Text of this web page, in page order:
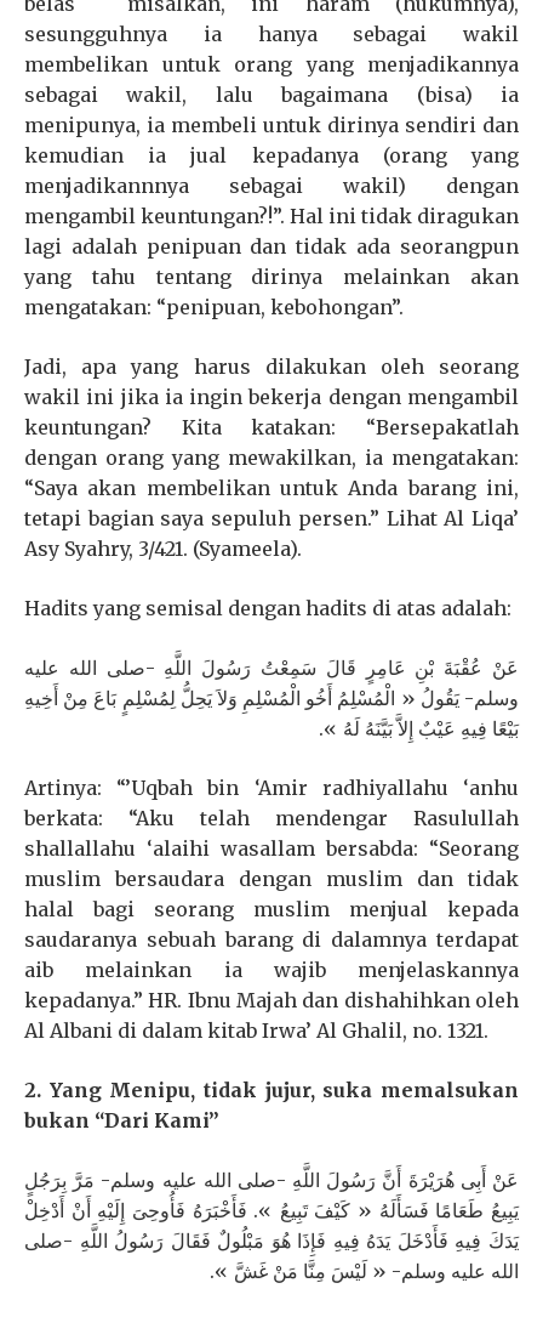
sesungguhnya ia hanya sebagai wakil
membelikan untuk orang yang menjadikannya
sebagai wakil, lalu bagaimana (bisa) ia
menipunya, ia membeli untuk dirinya sendiri dan
kemudian ia jual kepadanya (orang yang
menjadikannnya sebagai wakil) dengan
mengambil keuntungan?!”. Hal ini tidak diragukan
lagi adalah penipuan dan tidak ada seorangpun
yang tahu tentang dirinya melainkan akan
mengatakan: “penipuan, kebohongan”.
Jadi, apa yang harus dilakukan oleh seorang
wakil ini jika ia ingin bekerja dengan mengambil
keuntungan? Kita katakan: “Bersepakatlah
dengan orang yang mewakilkan, ia mengatakan:
“Saya akan membelikan untuk Anda barang ini,
tetapi bagian saya sepuluh persen.” Lihat Al Liqa’
Asy Syahry, 3/421. (Syameela).
Hadits yang semisal dengan hadits di atas adalah:
عَنْ عُقْبَةَ بْنِ عَامِرٍ قَالَ سَمِعْتُ رَسُولَ اللَّهِ -صلى الله عليه
وسلم- يَقُولُ « الْمُسْلِمُ أَخُو الْمُسْلِمِ وَلاَ يَحِلُّ لِمُسْلِمٍ بَاعَ مِنْ أَخِيهِ
بَيْعًا فِيهِ عَيْبٌ إِلاَّ بَيَّنَهُ لَهُ ».
Artinya: “’Uqbah bin ‘Amir radhiyallahu ‘anhu
berkata: “Aku telah mendengar Rasulullah
shallallahu ‘alaihi wasallam bersabda: “Seorang
muslim bersaudara dengan muslim dan tidak
halal bagi seorang muslim menjual kepada
saudaranya sebuah barang di dalamnya terdapat
aib melainkan ia wajib menjelaskannya
kepadanya.” HR. Ibnu Majah dan dishahihkan oleh
Al Albani di dalam kitab Irwa’ Al Ghalil, no. 1321.
2. Yang Menipu, tidak jujur, suka memalsukan
bukan “Dari Kami”
عَنْ أَبِى هُرَيْرَةَ أَنَّ رَسُولَ اللَّهِ -صلى الله عليه وسلم- مَرَّ بِرَجُلٍ
يَبِيعُ طَعَامًا فَسَأَلَهُ « كَيْفَ تَبِيعُ ». فَأَخْبَرَهُ فَأُوحِىَ إِلَيْهِ أَنْ أَدْخِلْ
يَدَكَ فِيهِ فَأَدْخَلَ يَدَهُ فِيهِ فَإِذَا هُوَ مَبْلُولٌ فَقَالَ رَسُولُ اللَّهِ -صلى
الله عليه وسلم- « لَيْسَ مِنَّا مَنْ غَشَّ ».